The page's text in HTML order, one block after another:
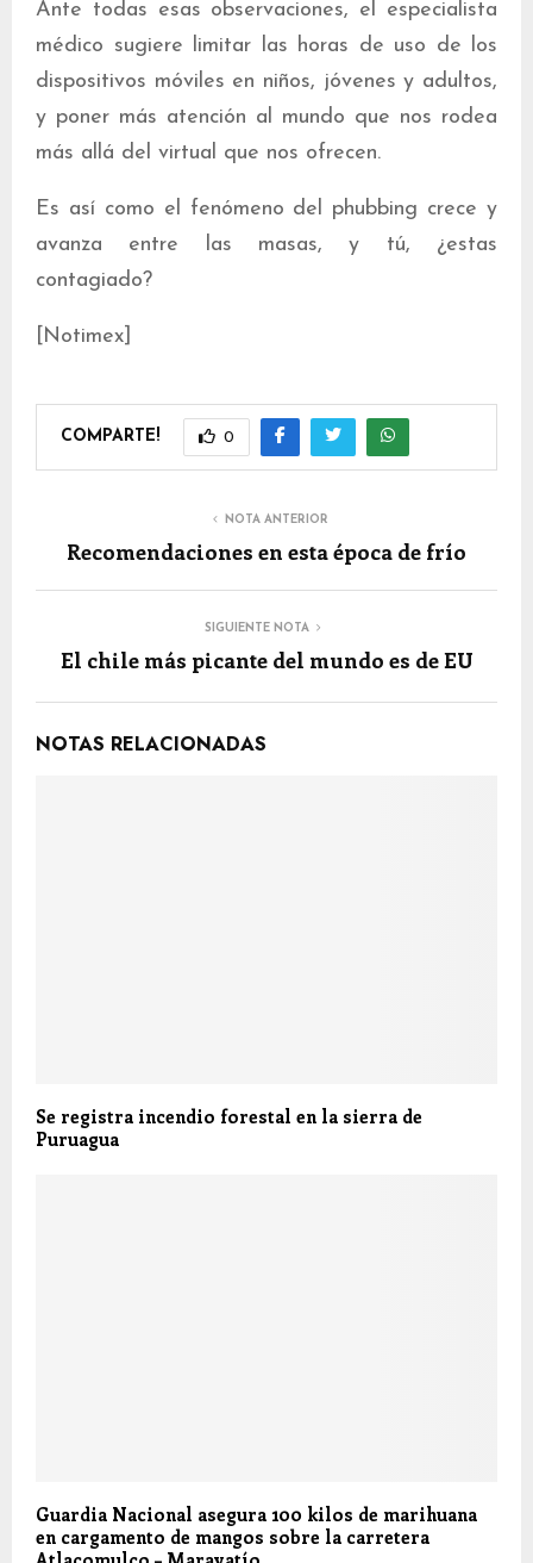
Ante todas esas observaciones, el especialista
médico sugiere limitar las horas de uso de los
dispositivos móviles en niños, jóvenes y adultos,
y poner más atención al mundo que nos rodea
más allá del virtual que nos ofrecen.
Es así como el fenómeno del phubbing crece y
avanza entre las masas, y tú, ¿estas
contagiado?
[Notimex]
COMPARTE! 0
NOTA ANTERIOR
Recomendaciones en esta época de frío
SIGUIENTE NOTA
El chile más picante del mundo es de EU
NOTAS RELACIONADAS
Se registra incendio forestal en la sierra de
Puruagua
Guardia Nacional asegura 100 kilos de marihuana
en cargamento de mangos sobre la carretera